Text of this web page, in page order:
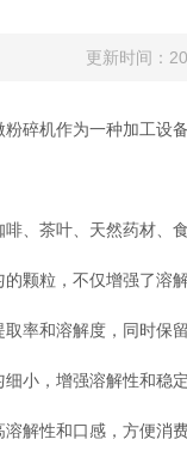
更新时间：
机作为一种加工设
茶叶、天然药材、
粒，不仅增强了溶解
和溶解度，同时保留
小，增强溶解性和稳定
解性和口感，方便消费